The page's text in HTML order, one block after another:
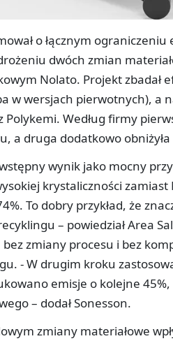
o łącznym
dwóch zmian
Nolato. Projekt zbadał
w wersjach pierwotnych), a
Według firmy
a druga dodatkowo
wynik jako mocny
krystaliczności
To dobry przykład, że
– powiedział Area
zmiany procesu i bez
- W drugim kroku
emisje o kolejne 45%,
– dodał Sonesson.
zmiany materiałowe